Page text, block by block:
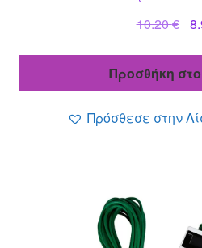
10.20€
Προσθήκη
Πρόσθεσε στην